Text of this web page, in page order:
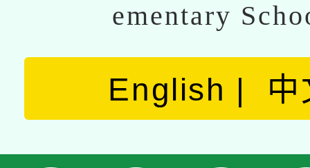
ementary
English 中